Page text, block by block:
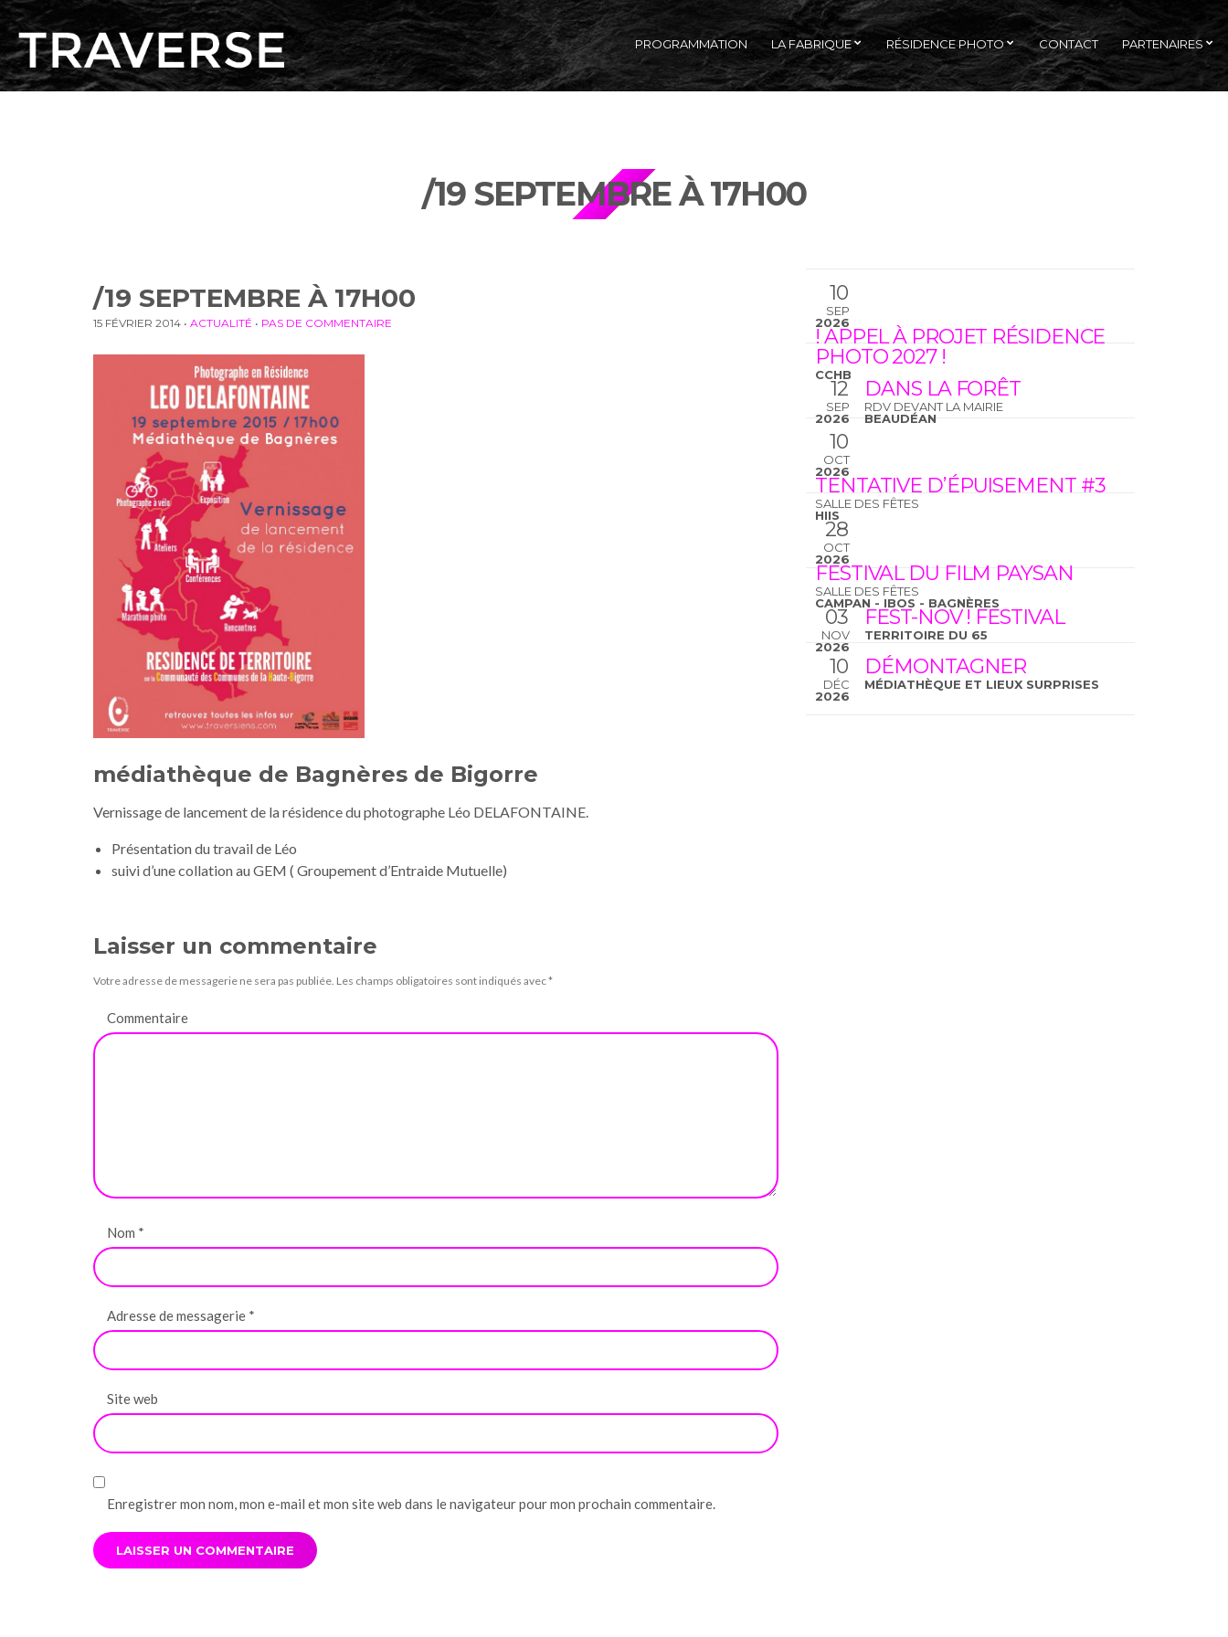
PROGRAMMATION LA FABRIQUE RÉSIDENCE PHOTO CONTACT PARTENAIRES
/19 SEPTEMBRE À 17H00
/19 SEPTEMBRE À 17H00
15 FÉVRIER 2014 • ACTUALITÉ • PAS DE COMMENTAIRE
médiathèque de Bagnères de Bigorre
Vernissage de lancement de la résidence du photographe Léo DELAFONTAINE.
Présentation du travail de Léo
suivi d’une collation au GEM ( Groupement d’Entraide Mutuelle)
Laisser un commentaire
Votre adresse de messagerie ne sera pas publiée. Les champs obligatoires sont indiqués avec*
Commentaire
Nom *
Adresse de messagerie *
Site web
Enregistrer mon nom, mon e-mail et mon site web dans le navigateur pour mon prochain commentaire.
10
SEP
2026
! APPEL À PROJET RÉSIDENCE
PHOTO 2027 !
CCHB
12
SEP
2026
DANS LA FORÊT
RDV DEVANT LA MAIRIE
BEAUDÉAN
10
OCT
2026
TENTATIVE D’ÉPUISEMENT #3
SALLE DES FÊTES
HIIS
28
OCT
2026
FESTIVAL DU FILM PAYSAN
SALLE DES FÊTES
CAMPAN - IBOS - BAGNÈRES
03
NOV
2026
FEST-NOV ! FESTIVAL
TERRITOIRE DU 65
10
DÉC
2026
DÉMONTAGNER
MÉDIATHÈQUE ET LIEUX SURPRISES